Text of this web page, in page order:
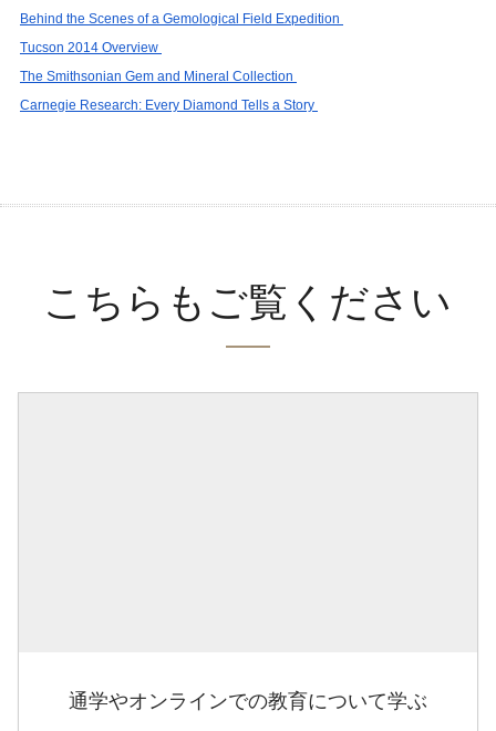
Behind the Scenes of a Gemological Field Expedition
Tucson 2014 Overview
The Smithsonian Gem and Mineral Collection
Carnegie Research: Every Diamond Tells a Story
こちらもご覧ください
通学やオンラインでの教育について学ぶ